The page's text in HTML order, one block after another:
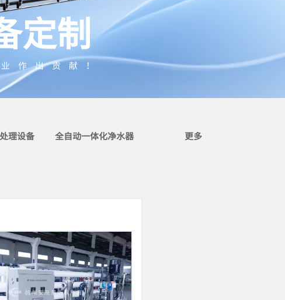
定制
作出贡献！
理设备 全自动一体化净水器 更多